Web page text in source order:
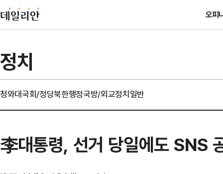
오피
정치
청와대국회/정당북한행정국방/외교정치일반
李대통령, 선거 당일에도 SNS